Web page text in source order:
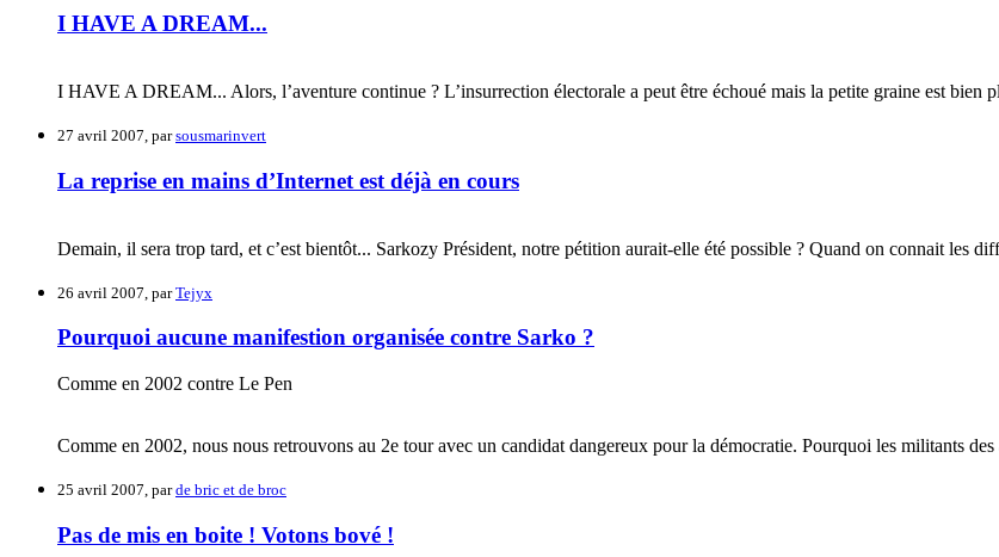
I HAVE A DREAM...
I HAVE A DREAM... Alors, l’aventure continue ? L’insurrection électorale a peut être échoué mais la petite graine est bien
27 avril 2007, parsousmarinvert
La reprise en mains d’Internet est déjà en cours
Demain, il sera trop tard, et c’est bientôt... Sarkozy Président, notre pétition aurait-elle été possible ? Quand on connait les
26 avril 2007, parTejyx
Pourquoi aucune manifestion organisée contre Sarko ?
Comme en 2002 contre Le Pen
Comme en 2002, nous nous retrouvons au 2e tour avec un candidat dangereux pour la démocratie. Pourquoi les militants
25 avril 2007, parde bric et de broc
Pas de mis en boite ! Votons bové !